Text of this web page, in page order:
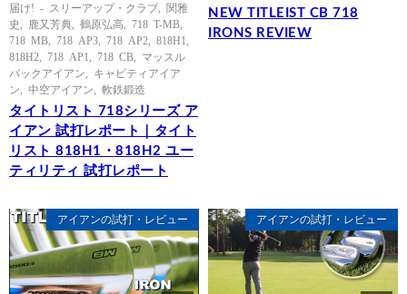
届け! - スリーアップ・クラブ
関雅
史
鹿又芳典 鶴原弘高 718 T-MB
718 MB
718 AP3 718 AP2 818H1
818H2
718 AP1 718 CB
マッスル
バックアイアン
キャビティアイア
ン
中空アイアン 軟鉄鍛造
タイトリスト 718シリーズ ア
イアン 試打レポート｜タイト
リスト 818H1・818H2 ユー
ティリティ 試打レポート
NEW TITLEIST CB 718
IRONS REVIEW
アイアンの試打・レビュー アイアンの試打・レビュー